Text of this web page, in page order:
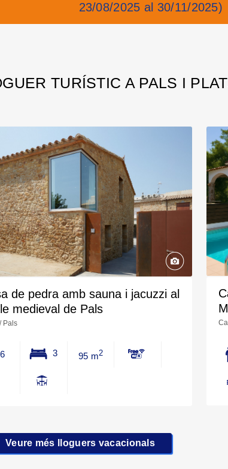
23/08/2025 al 30/11/2025)
TURÍSTIC A PALS I
de pedra amb sauna i jacuzzi al
medieval de Pals
Pals
6 3 95 m2
Veure més lloguers vacacionals